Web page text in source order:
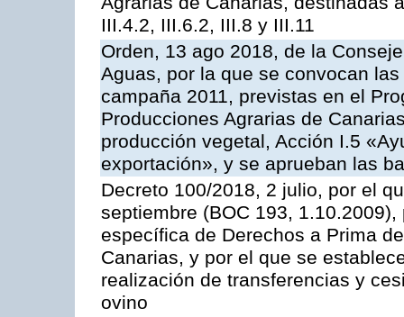
III.4.2, III.6.2, III.8 y III.11
Orden, 13 ago 2018, de la
Aguas, por la que se convocan
campaña 2011, previstas en el
Producciones Agrarias de
producción vegetal, Acción I.5
exportación», y se aprueban las
Decreto 100/2018, 2 julio, por el
septiembre (BOC 193,
específica de Derechos a Prima
Canarias, y por el que se
realización de transferencias y
ovino